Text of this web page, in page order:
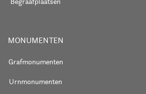
MONUMENTEN
Grafmonumenten
Urnmonumenten